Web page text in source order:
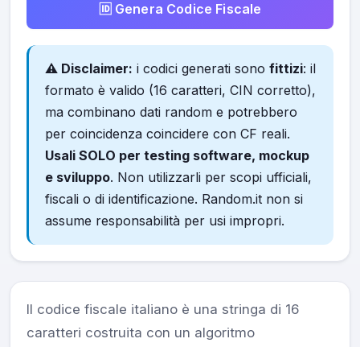
🆔 Genera Codice Fiscale
⚠️ Disclaimer: i codici generati sono fittizi: il
formato è valido (16 caratteri, CIN corretto),
ma combinano dati random e potrebbero
per coincidenza coincidere con CF reali.
Usali SOLO per testing software, mockup
e sviluppo. Non utilizzarli per scopi ufficiali,
fiscali o di identificazione. Random.it non si
assume responsabilità per usi impropri.
Il codice fiscale italiano è una stringa di 16
caratteri costruita con un algoritmo